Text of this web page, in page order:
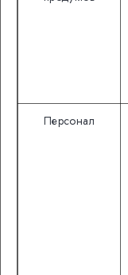
Персонал